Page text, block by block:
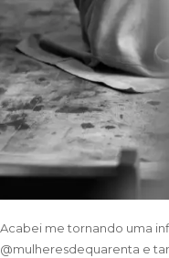
Acabei me tornando uma
@mulheresdequarenta e